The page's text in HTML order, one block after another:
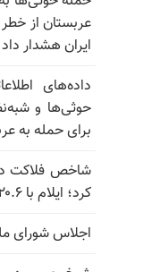
عربستان از
ایران هشدار داد
داده‌های
حوثی‌ها و
برای حمله به
کرد؛ ایلام با ۱۲۰.۶ درصد در صدر
اجلاس شورای